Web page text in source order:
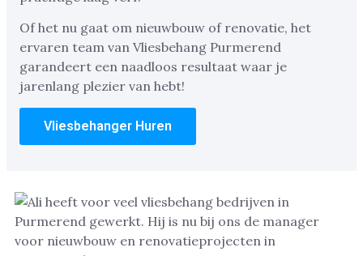
Of het nu gaat om nieuwbouw of renovatie, het
ervaren team van Vliesbehang Purmerend
garandeert een naadloos resultaat waar je
jarenlang plezier van hebt!
Vliesbehanger Huren